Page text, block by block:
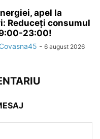
apel la
Reduceți consumul
23:00!
Covasna45 - 6 august 2026